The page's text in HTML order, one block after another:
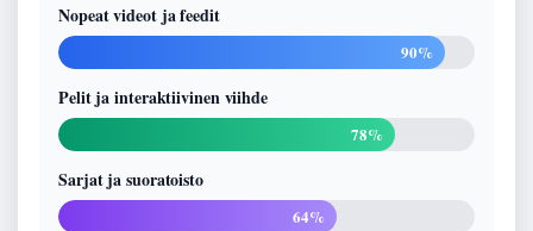
Nopeat videot ja feedit
90%
Pelit ja interaktiivinen viihde
78%
Sarjat ja suoratoisto
64%